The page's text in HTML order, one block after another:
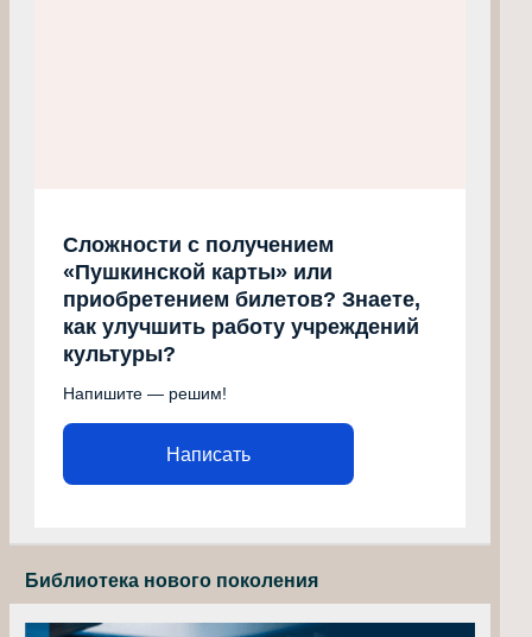
Сложности с получением
«Пушкинской карты» или
приобретением билетов? Знаете,
как улучшить работу учреждений
культуры?
Напишите — решим!
Написать
Библиотека нового поколения